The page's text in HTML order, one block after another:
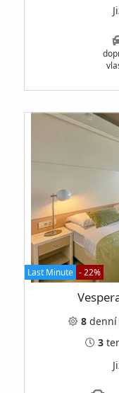
Last Minute - 22%
8 denní
3